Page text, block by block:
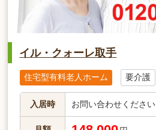
イル・クォーレ取手
住宅型有料老人ホーム 要介護
入居時 お問い合わせください